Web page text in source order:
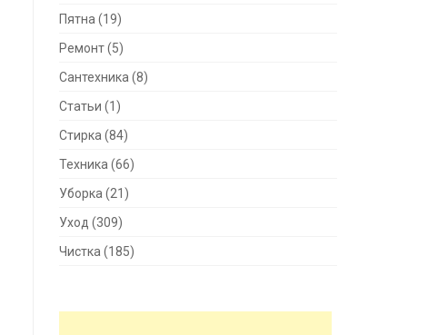
Пятна (19)
Ремонт(5)
Сантехника (8)
Статьи (1)
Стирка (84)
Техника (66)
Уборка (21)
Уход (309)
Чистка (185)